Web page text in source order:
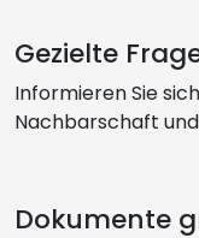
Gezielte
Informieren Sie
Nachbarschaft
Dokumente